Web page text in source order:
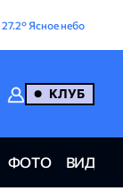
27.2° Ясное небо
КЛУБ
ФОТО ВИДЕО